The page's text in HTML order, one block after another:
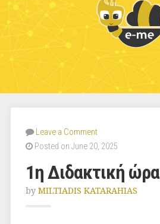
Leave a Comment
Posted on June 20, 2025
1η Διδακτική ώρα
by MILTIADIS KATARAHIAS